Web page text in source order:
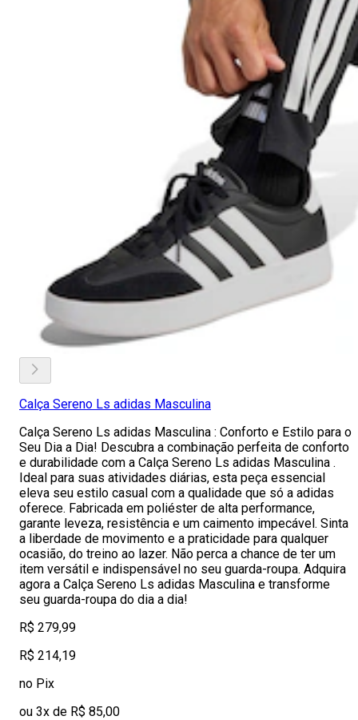
Calça Sereno Ls adidas Masculina
Calça Sereno Ls adidas Masculina : Conforto e Estilo para o
Seu Dia a Dia! Descubra a combinação perfeita de conforto
e durabilidade com a Calça Sereno Ls adidas Masculina .
Ideal para suas atividades diárias, esta peça essencial
eleva seu estilo casual com a qualidade que só a adidas
oferece. Fabricada em poliéster de alta performance,
garante leveza, resistência e um caimento impecável. Sinta
a liberdade de movimento e a praticidade para qualquer
ocasião, do treino ao lazer. Não perca a chance de ter um
item versátil e indispensável no seu guarda-roupa. Adquira
agora a Calça Sereno Ls adidas Masculina e transforme
seu guarda-roupa do dia a dia!
R$ 279,99
R$ 214,19
no Pix
ou 3x de R$ 85,00